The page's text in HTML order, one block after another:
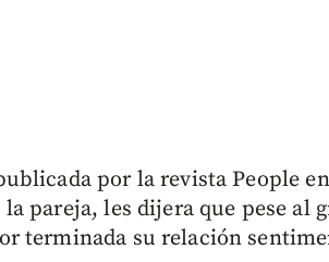
por la revista People
pareja, les dijera que pese al
terminada su relación